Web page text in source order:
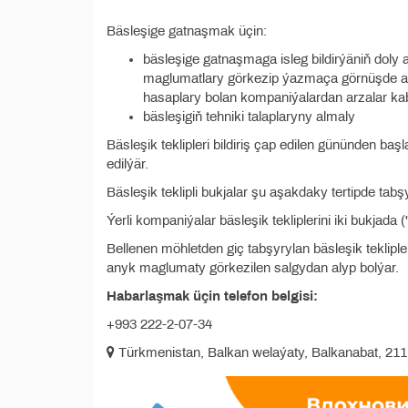
Bäsleşige gatnaşmak üçin:
bäsleşige gatnaşmaga isleg bildirýäniň
maglumatlary görkezip ýazmaça görnüşde
hasaplary bolan kompaniýalardan arzalar
bäsleşigiň tehniki talaplaryny almaly
Bäsleşik teklipleri bildiriş çap edilen gününden
edilýär.
Bäsleşik teklipli bukjalar şu aşakdaky tertipde
Ýerli kompaniýalar bäsleşik tekliplerini iki
Bellenen möhletden giç tabşyrylan bäsleşik
anyk maglumaty görkezilen salgydan alyp bolýar.
Habarlaşmak üçin telefon belgisi:
+993 222-2-07-34
Türkmenistan, Balkan welaýaty, Balkanabat,